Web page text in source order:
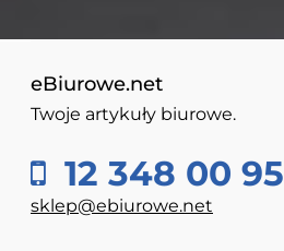
eBiurowe.net
Twoje artykuły biurowe.
12 348 00 95
sklep@ebiurowe.net